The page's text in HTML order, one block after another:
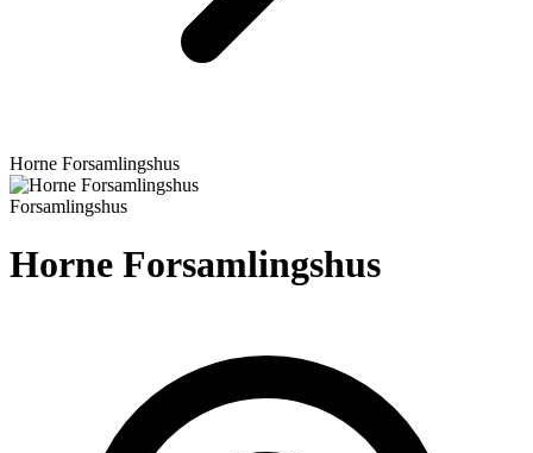
Horne Forsamlingshus
Forsamlingshus
Horne Forsamlingshus